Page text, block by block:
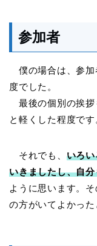
参加者
僕の場合は、参加
度でした。
最後の個別の挨拶
と軽くした程度です
それでも、 いろ
いきましたし、自
ように思います。
の方がいてよかった